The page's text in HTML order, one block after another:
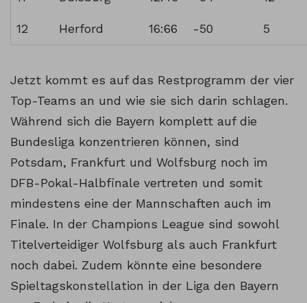
12 Herford 16:66 -50 5
Jetzt kommt es auf das Restprogramm der vier
Top-Teams an und wie sie sich darin schlagen.
Während sich die Bayern komplett auf die
Bundesliga konzentrieren können, sind
Potsdam, Frankfurt und Wolfsburg noch im
DFB-Pokal-Halbfinale vertreten und somit
mindestens eine der Mannschaften auch im
Finale. In der Champions League sind sowohl
Titelverteidiger Wolfsburg als auch Frankfurt
noch dabei. Zudem könnte eine besondere
Spieltagskonstellation in der Liga den Bayern